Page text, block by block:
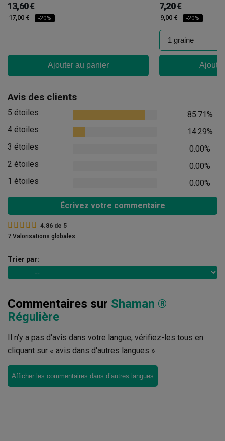
13,60 €
17,00 € -20%
Ajouter au panier
7,20 €
9,00 € -20%
Avis des clients
5 étoiles
85.71%
4 étoiles
14.29%
3 étoiles
0.00%
2 étoiles
0.00%
1 étoiles
0.00%
Écrivez votre commentaire
4.86 de 5
7 Valorisations globales
Trier par:
Commentaires sur Shaman ®
Régulière
Il n'y a pas d'avis dans votre langue, vérifiez-les tous en
cliquant sur « avis dans d'autres langues ».
Afficher les commentaires dans d’autres langues